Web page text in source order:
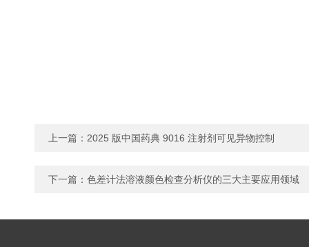
上一篇： 2025 版中国药典 9016 注射剂可见异物控制
下一篇： 色差计法溶液颜色检查分析仪的三大主要应用领域